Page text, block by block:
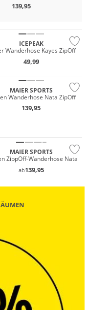
139,95
ICEPEAK
Wanderhose Kayes ZipOff
49,99
MAIER SPORTS
Wanderhose Nata ZipOff
139,95
MAIER SPORTS
ZippOff-Wanderhose Nata
ab139,95